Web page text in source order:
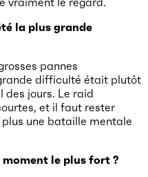
la plus grande
pannes
difficulté était plutôt
des jours. Le raid
et il faut rester
une bataille mentale
moment le plus fort ?